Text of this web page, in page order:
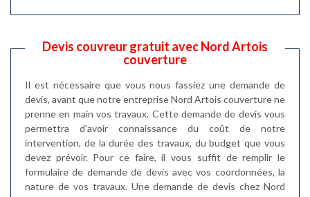
Devis couvreur gratuit avec Nord Artois
couverture
Il est nécessaire que vous nous fassiez une demande de
devis, avant que notre entreprise Nord Artois couverture ne
prenne en main vos travaux. Cette demande de devis vous
permettra d’avoir connaissance du coût de notre
intervention, de la durée des travaux, du budget que vous
devez prévoir. Pour ce faire, il vous suffit de remplir le
formulaire de demande de devis avec vos coordonnées, la
nature de vos travaux. Une demande de devis chez Nord